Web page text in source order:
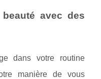
avec des
dans votre routine
manière de vous